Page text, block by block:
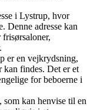
i Lystrup, hvor
Denne adresse kan
er en vejkrydsning,
findes. Det er et
for beboerne i
kan henvise til en